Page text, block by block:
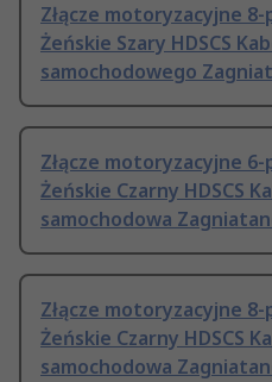
Złącze motoryzacyjne
Żeńskie Szary HDSCS
samochodowego
Złącze motoryzacyjne
Żeńskie Czarny HDSCS
samochodowa
Złącze motoryzacyjne
Żeńskie Czarny HDSCS
samochodowa